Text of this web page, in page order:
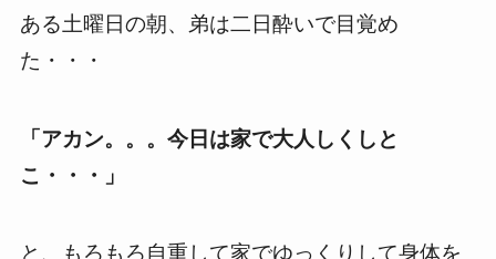
ある土曜日の朝、弟は二日酔いで目覚め
た・・・
「アカン。。。今日は家で大人しくしと
こ・・・」
と、もろもろ自重して家でゆっくりして身体を